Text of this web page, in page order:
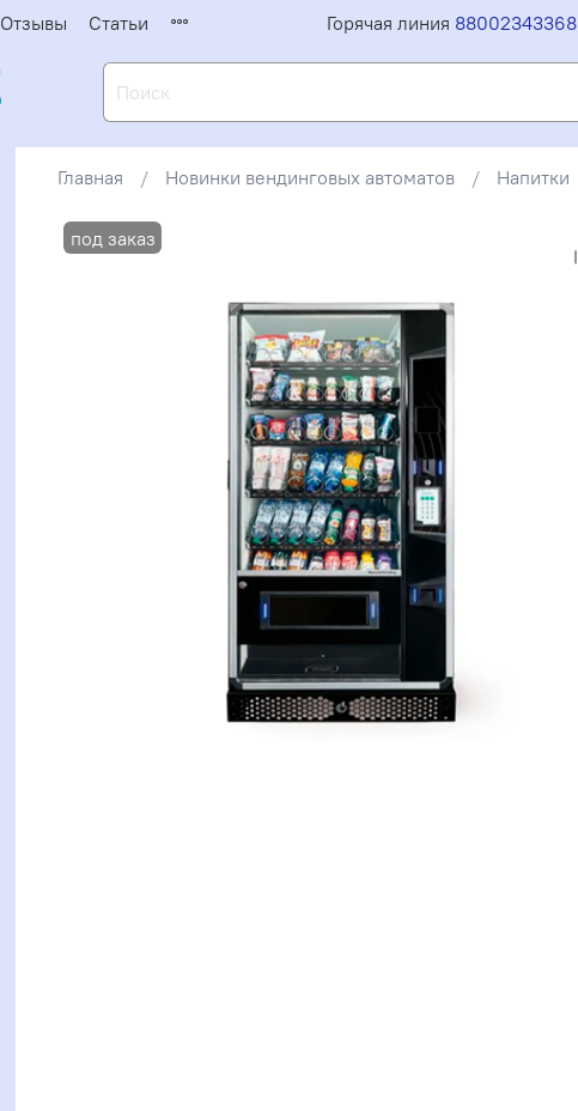
Отзывы Статьи Горячая линия 88002343368
Главная Новинки вендинговых автоматов Напитки